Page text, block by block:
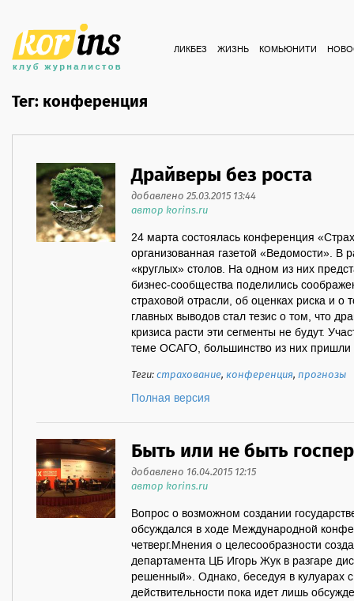
ЛИКБЕЗ ЖИЗНЬ КОМЬЮНИТИ
Тег: конференция
Драйверы без роста
добавлено 25.03.2015 13:44
автор korins.ru
24 марта состоялась конференция
организованная газетой «Ведомости».
«круглых» столов. На одном из них
бизнес-сообщества поделились
страховой отрасли, об оценках риска и о
главных выводов стал тезис о том, что
кризиса расти эти сегменты не будут.
теме ОСАГО, большинство из них пришли
Теги:страхование,конференция,прогнозы
Полная версия
Быть или не быть
добавлено 16.04.2015 12:15
автор korins.ru
Вопрос о возможном создании
обсуждался в ходе Международной
четверг.Мнения о целесообразности
департамента ЦБ Игорь Жук в разгаре
решенный». Однако, беседуя в кулуарах
действительности пока идет лишь